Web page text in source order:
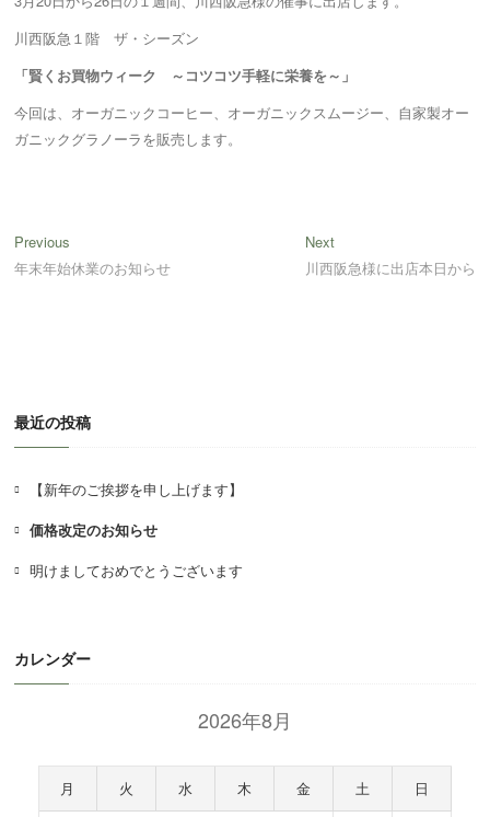
川西阪急１階 ザ・シーズン
「賢くお買物ウィーク ～コツコツ手軽に栄養を～」
今回は、オーガニックコーヒー、オーガニックスムージー、自家製オー
ガニックグラノーラを販売します。
投
稿
ー
シ
ョ
ン
Previous
post:
年末年始休業のお知らせ
NextNext
post:
川西阪急様に出店本日から
最近の投稿
【新年のご挨拶を申し上げます】
価格改定のお知らせ
明けましておめでとうございます
カレンダー
2026年8月
月 火 水 木 金 土 日